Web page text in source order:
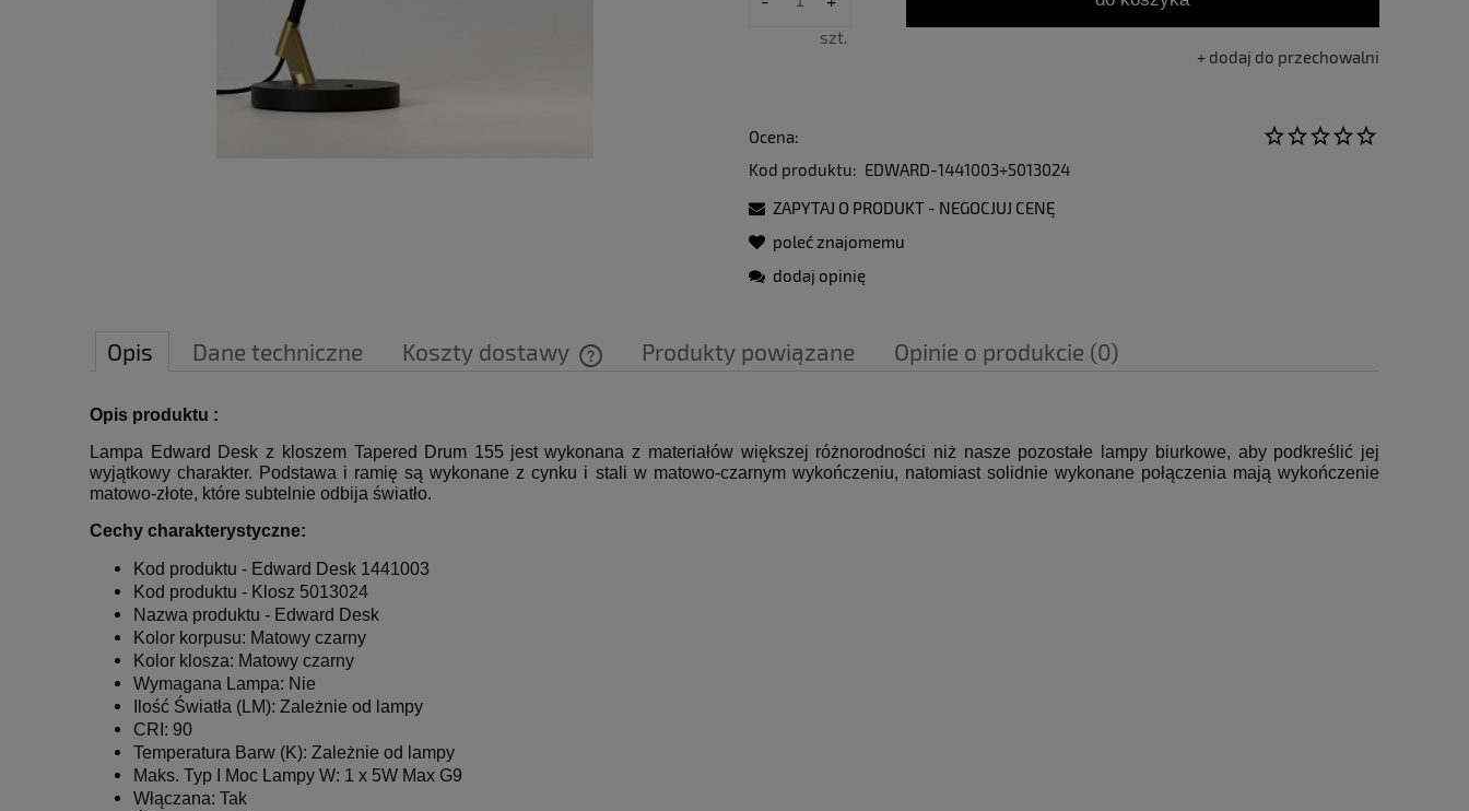
szt.
dodaj do przechowalni
Ocena:
Kod produktu: EDWARD-1441003+5013024
ZAPYTAJ O PRODUKT - NEGOCJUJ CENĘ
poleć znajomemu
dodaj opinię
Opis Dane techniczne Koszty dostawy Produkty powiązane Opinie o produkcie (0)
Opis produktu :
Lampa Edward Desk z kloszem Tapered Drum 155 jest wykonana z materiałów większej różnorodności niż nasze pozostałe lampy biurkowe, aby podkreślić jej
wyjątkowy charakter. Podstawa i ramię są wykonane z cynku i stali w matowo-czarnym wykończeniu, natomiast solidnie wykonane połączenia mają wykończenie
matowo-złote, które subtelnie odbija światło.
Cechy charakterystyczne:
Kod produktu - Edward Desk 1441003
Kod produktu - Klosz 5013024
Nazwa produktu - Edward Desk
Kolor korpusu: Matowy czarny
Kolor klosza: Matowy czarny
Wymagana Lampa: Nie
Ilość Światła (LM): Zależnie od lampy
CRI: 90
Temperatura Barw (K): Zależnie od lampy
Maks. Typ I Moc Lampy W: 1 x 5W Max G9
Włączana: Tak